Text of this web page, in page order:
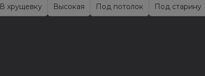
В хрущевку Высокая Под потолок Под старину